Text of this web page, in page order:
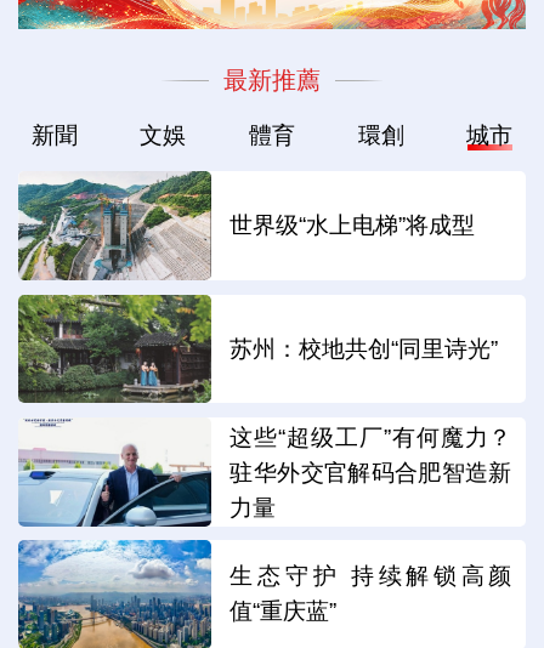
最新推薦
新聞 文娛 體育 環創 城市
世界级“水上电梯”将成型
苏州：校地共创“同里诗光”
这些“超级工厂”有何魔力？
驻华外交官解码合肥智造新
力量
生态守护 持续解锁高颜
值“重庆蓝”